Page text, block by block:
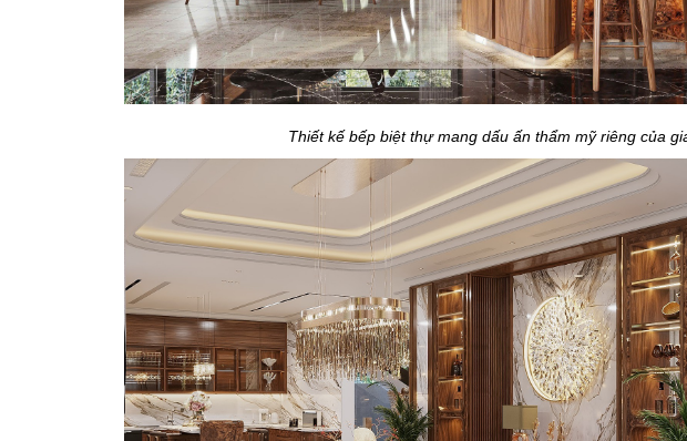
Thiết kế bếp biệt thự mang dấu ấn thẩm mỹ riêng của